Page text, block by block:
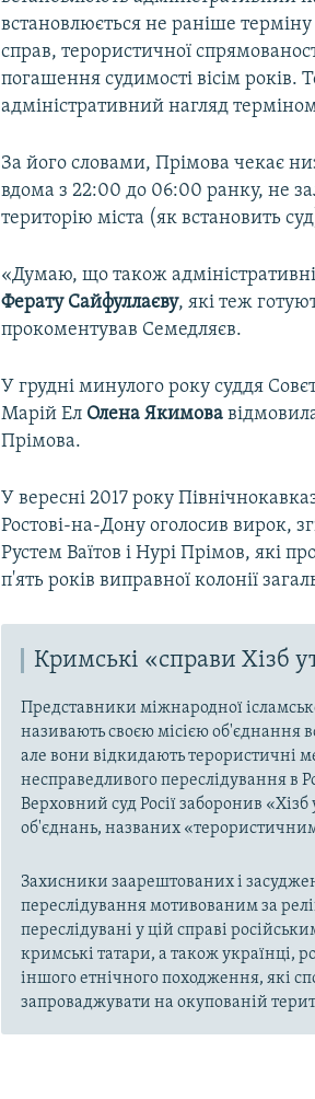
встановлюється не раніше
справ, терористичної
погашення судимості вісім років.
адміністративний нагляд
За його словами, Прімова чекає
вдома з 22:00 до 06:00 ранку, не
територію міста (як встановить
«Думаю, що також
Ферату Сайфуллаєву, які теж
прокоментував Семедляєв.
У грудні минулого року суддя
Марій Ел Олена Якимова
Прімова.
У вересні 2017 року
Ростові-на-Дону оголосив вирок,
Рустем Ваїтов і Нурі Прімов, які
п'ять років виправної колонії
Кримські «справи Хізб
Представники міжнародної
називають своєю місією об'єднання
але вони відкидають терористичні
несправедливого переслідування в
Верховний суд Росії заборонив
об'єднань, названих
Захисники заарештованих і
переслідування мотивованим за
переслідувані у цій справі
кримські татари, а також українці,
іншого етнічного походження, які
запроваджувати на окупованій